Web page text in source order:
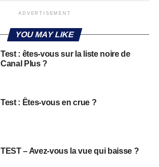
ADVERTISEMENT
YOU MAY LIKE
Test : êtes-vous sur la liste noire de
Canal Plus ?
Test : Êtes-vous en crue ?
TEST – Avez-vous la vue qui baisse ?